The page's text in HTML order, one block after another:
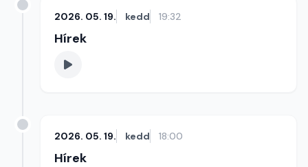
2026. 05. 19. kedd 19:32
Hírek
2026. 05. 19. kedd 18:00
Hírek